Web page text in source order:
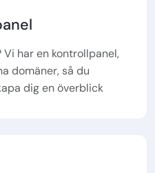
har en kontrollpanel,
domäner, så du
dig en överblick